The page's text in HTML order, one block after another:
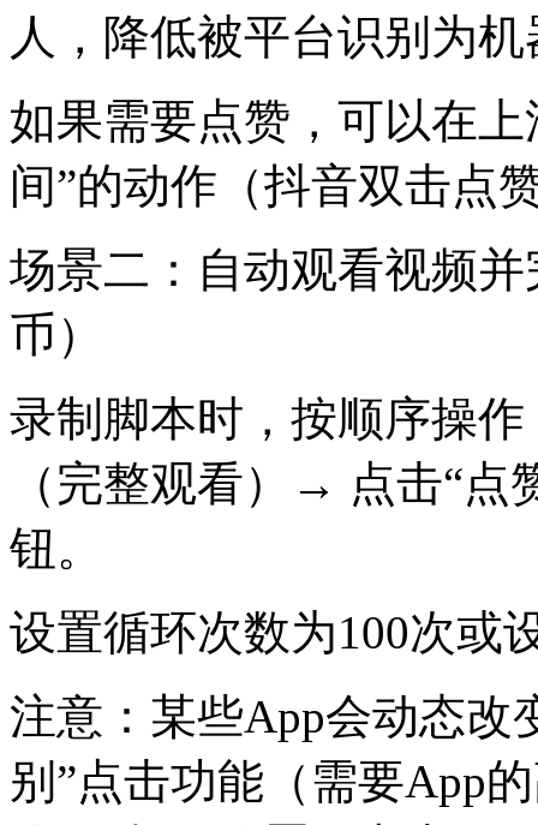
人，降低被平台识别为
如果需要点赞，可以在
间”的动作（抖音双击点
场景二：自动观看视频
币）
录制脚本时，按顺序操
（完整观看）→ 点击“
钮。
设置循环次数为100次或
注意：某些App会动态改
别”点击功能（需要App